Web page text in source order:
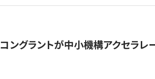
コングラントが中小機構アクセラレ